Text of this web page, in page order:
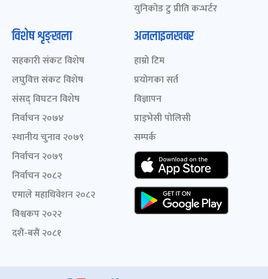
युनिकोड टु प्रीति कन्भर्टर
विशेष शृङ्खला
सहकारी संकट विशेष
लघुवित्त संकट विशेष
संसद् विघटन विशेष
निर्वाचन २०७४
स्थानीय चुनाव २०७९
निर्वाचन २०७९
निर्वाचन २०८२
एमाले महाधिवेशन २०८२
विश्वकप २०२२
दशैं-बसैं २०८१
अनलाइनखबर
हाम्रो टिम
प्रयोगका सर्त
विज्ञापन
प्राइभेसी पोलिसी
सम्पर्क